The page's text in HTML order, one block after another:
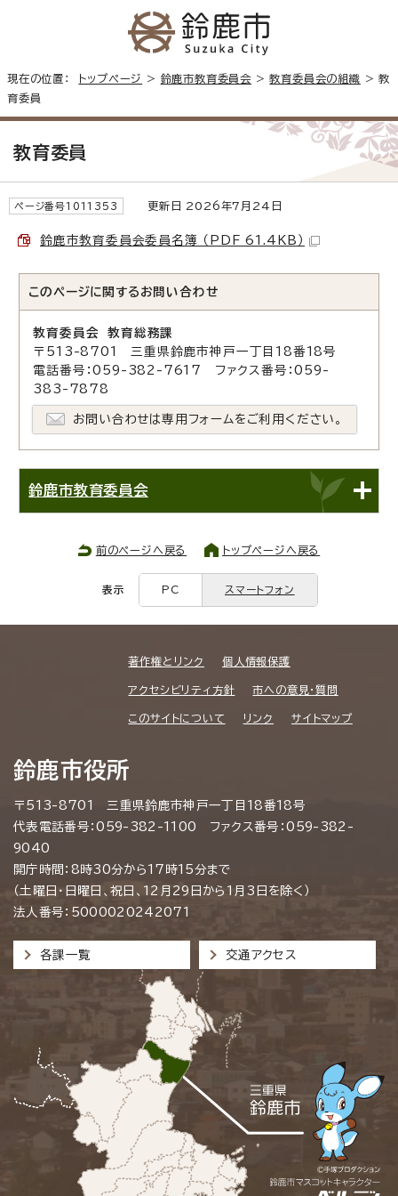
現在の位置： トップページ > 鈴鹿市教育委員会 >教育委員会の組織 > 教
育委員
教育委員
ページ番号1011353 更新日 2026年7月24日
鈴鹿市教育委員会委員名簿 （PDF 61.4KB）
このページに関する お問い合わせ
教育委員会 教育総務課
〒513-8701 三重県鈴鹿市神戸一丁目18番18号
電話番号：059-382-7617 ファクス番号：059-
383-7878
お問い合わせは専用フォームをご利用ください。
鈴鹿市教育委員会
前のページへ戻る トップページへ戻る
表示 PC スマートフォン
著作権とリンク 個人情報保護
アクセシビリティ方針 市への意見・質問
このサイトについて リンク サイトマップ
鈴鹿市役所
〒513-8701 三重県鈴鹿市神戸一丁目18番18号
代表電話番号：059-382-1100 ファクス番号：059-382-
9040
開庁時間：8時30分から17時15分まで
（土曜日・日曜日、祝日、12月29日から1月3日を除く）
法人番号：5000020242071
各課一覧 交通アクセス